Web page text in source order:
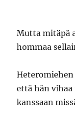
Mutta mitäpä
hommaa
että hän vihaa
kanssaan